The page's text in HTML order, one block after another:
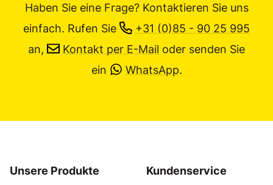
Haben Sie eine Frage? Kontaktieren Sie uns
einfach. Rufen Sie
+31 (0)85 - 90 25 995
an,
Kontakt per E-Mail oder senden Sie
ein
WhatsApp.
Unsere Produkte Kundenservice